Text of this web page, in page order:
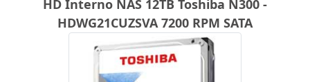
HD Interno NAS 12TB Toshiba N300 -
HDWG21CUZSVA 7200 RPM SATA